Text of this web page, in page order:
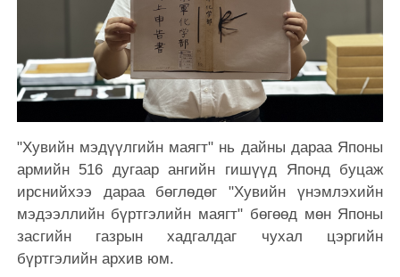
"Хувийн мэдүүлгийн маягт" нь дайны дараа Японы
армийн 516 дугаар ангийн гишүүд Японд буцаж
ирснийхээ дараа бөглөдөг "Хувийн үнэмлэхийн
мэдээллийн бүртгэлийн маягт" бөгөөд мөн Японы
засгийн газрын хадгалдаг чухал цэргийн
бүртгэлийн архив юм.